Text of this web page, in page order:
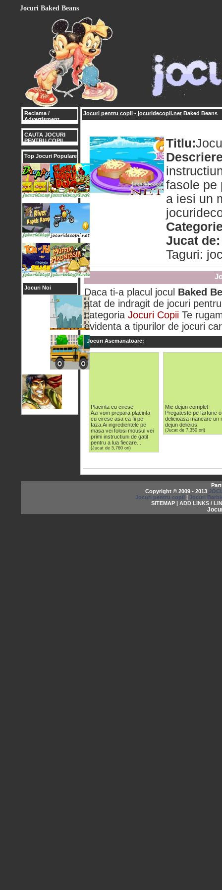
Jocuri Baked Beans
Reclama /
Advertisment
CAUTA JOCURI
PENTRU COPII
Top Jocuri Populare
Jocuri Noi
Jocuri pentru copii - jocuridecopii.net Baked Beans
Titlu:
fasole pe
a iesi un
Jucat de:
Taguri:
Daca ti-a placul jocul Baked
atat de indragit de jocuri
categoria Jocuri Copii Te
evidenta a tipurilor de jocuri
Jocuri Asemanatoare:
Placinta cu cirese
Azi vom prepara placinta
cu cirese asa ca fii pe
faza.Ai ingredientele pe
masa vei folosi mousul vei
primi instructiuni de gatit
pentru a lua fiecare...
(Jucat de 5,760 ori)
Mic dejun complet
Pregateste pe farfurie o
delicioasa mancare un
dejun delicios.
(Jucat de 7,350 ori)
Copyright © 2009 - 2013
Jocuri pentru copii | Jocuri
SITEMAP | ADD LINKS /